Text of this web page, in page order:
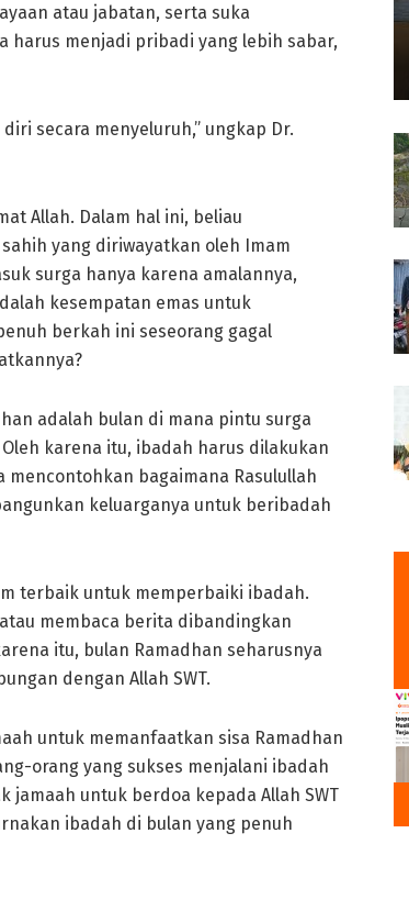
atau jabatan, serta suka
harus menjadi pribadi yang lebih sabar,
secara menyeluruh,” ungkap Dr.
Allah. Dalam hal ini, beliau
yang diriwayatkan oleh Imam
surga hanya karena amalannya,
kesempatan emas untuk
berkah ini seseorang gagal
adalah bulan di mana pintu surga
karena itu, ibadah harus dilakukan
bagaimana Rasulullah
keluarganya untuk beribadah
terbaik untuk memperbaiki ibadah.
membaca berita dibandingkan
itu, bulan Ramadhan seharusnya
dengan Allah SWT.
untuk memanfaatkan sisa Ramadhan
orang yang sukses menjalani ibadah
jamaah untuk berdoa kepada Allah SWT
ibadah di bulan yang penuh